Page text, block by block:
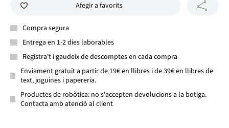
Afegir a favorits
Compra segura
Entrega en 1-2 dies laborables
Registra't i gaudeix de descomptes en cada compra
Enviament gratuït a partir de 19€ en llibres i de 39€ en llibres de
text, joguines i papereria.
Productes de robòtica: no s'accepten devolucions a la botiga.
Contacta amb atenció al client